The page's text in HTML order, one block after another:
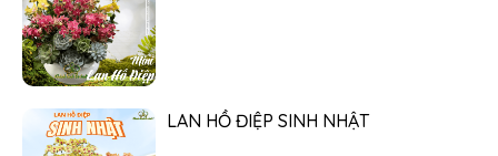
LAN HỒ ĐIỆP SINH NHẬT